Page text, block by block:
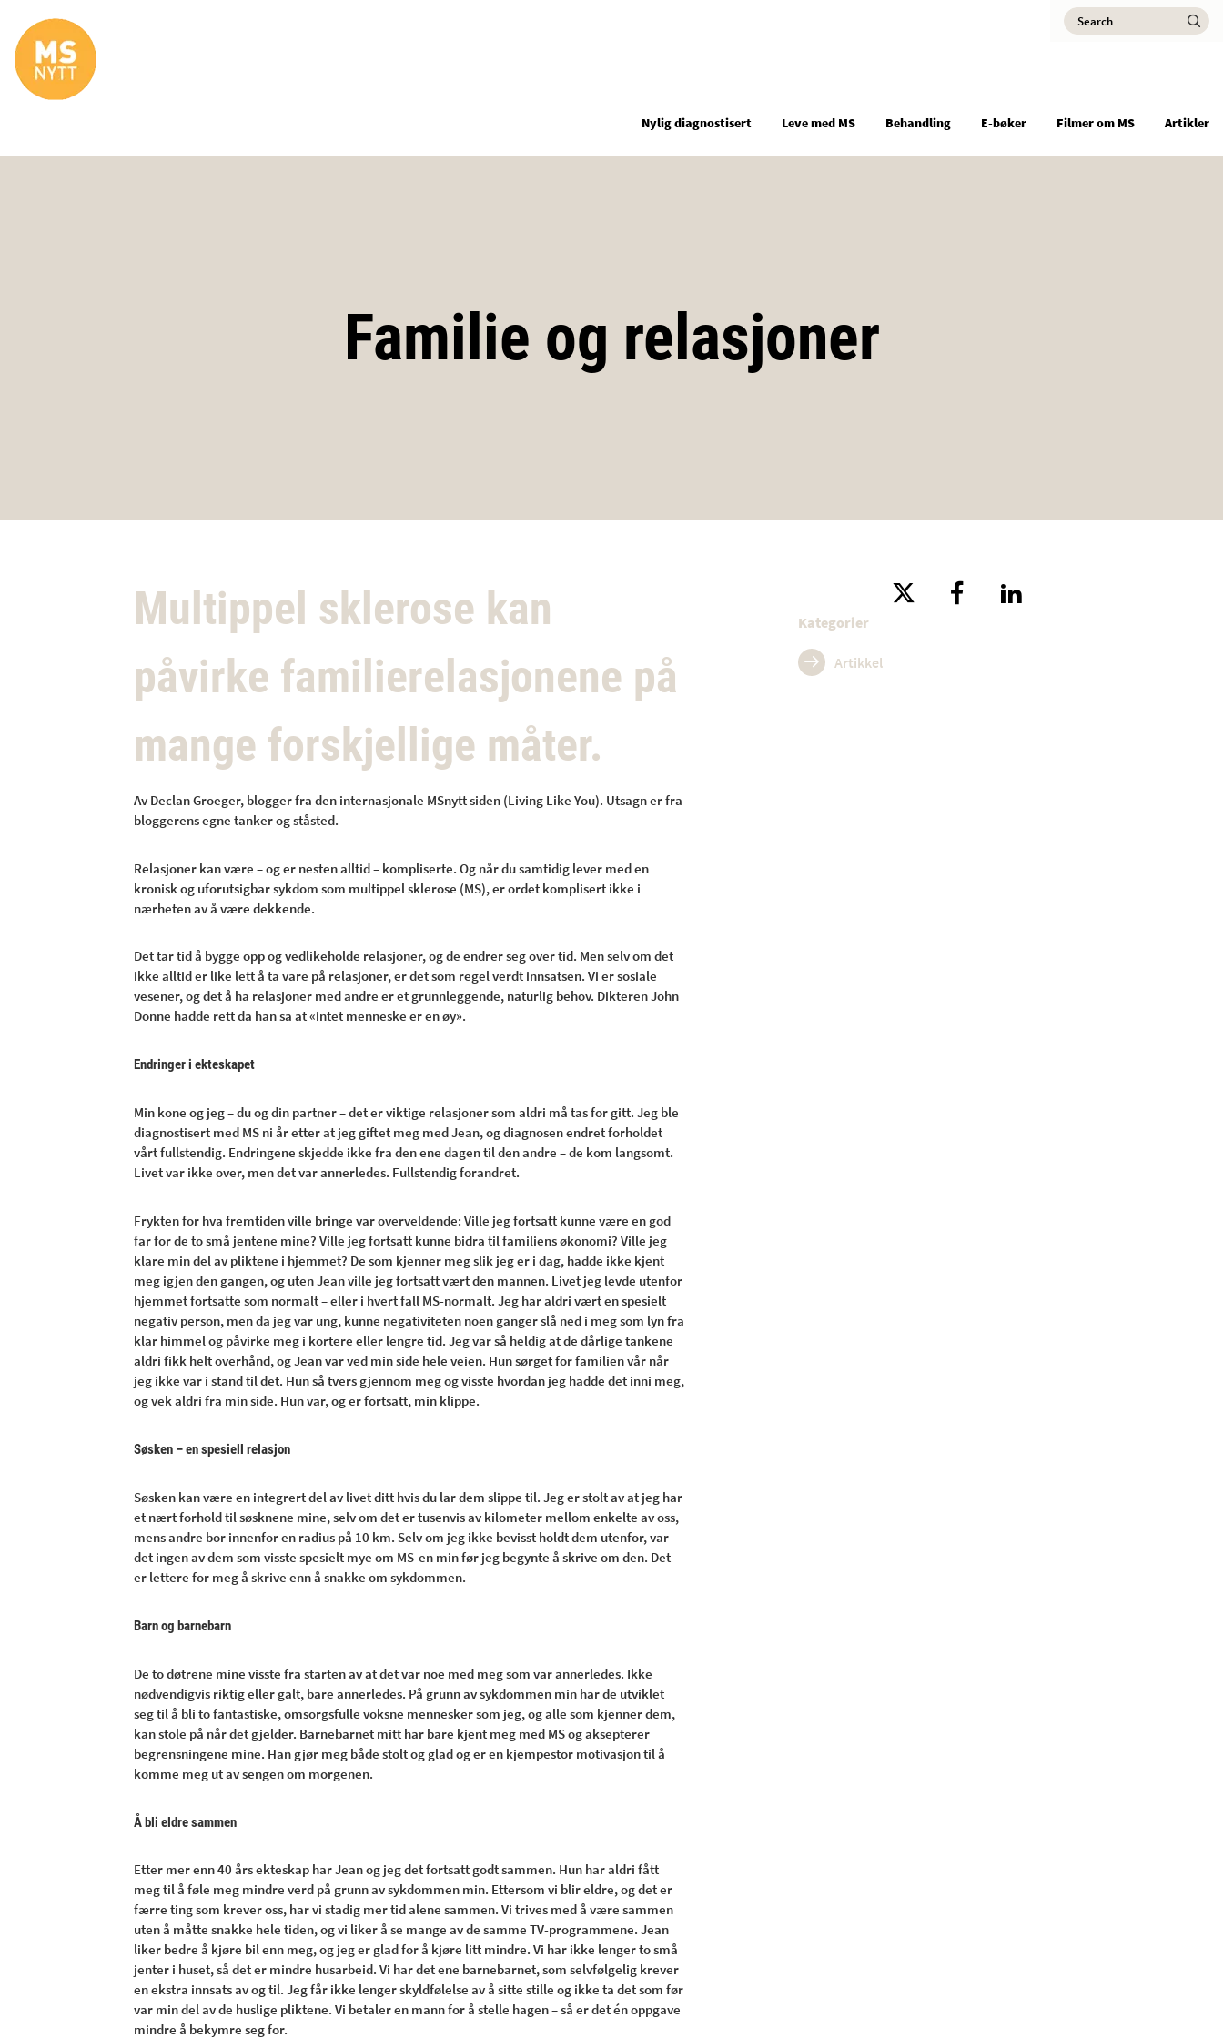
Site Logo
Search
Nylig diagnostisert Leve med MS Behandling E-bøker Filmer om MS Artikler
Familie og relasjoner
Multippel sklerose kan
påvirke familierelasjonene på
mange forskjellige måter.
Av Declan Groeger, blogger fra den internasjonale MSnytt siden (Living Like You). Utsagn er fra
bloggerens egne tanker og ståsted.
Relasjoner kan være – og er nesten alltid – kompliserte. Og når du samtidig lever med en
kronisk og uforutsigbar sykdom som multippel sklerose (MS), er ordet komplisert ikke i
nærheten av å være dekkende.
Det tar tid å bygge opp og vedlikeholde relasjoner, og de endrer seg over tid. Men selv om det
ikke alltid er like lett å ta vare på relasjoner, er det som regel verdt innsatsen. Vi er sosiale
vesener, og det å ha relasjoner med andre er et grunnleggende, naturlig behov. Dikteren John
Donne hadde rett da han sa at «intet menneske er en øy».
Endringer i ekteskapet
Min kone og jeg – du og din partner – det er viktige relasjoner som aldri må tas for gitt. Jeg ble
diagnostisert med MS ni år etter at jeg giftet meg med Jean, og diagnosen endret forholdet
vårt fullstendig. Endringene skjedde ikke fra den ene dagen til den andre – de kom langsomt.
Livet var ikke over, men det var annerledes. Fullstendig forandret.
Frykten for hva fremtiden ville bringe var overveldende: Ville jeg fortsatt kunne være en god
far for de to små jentene mine? Ville jeg fortsatt kunne bidra til familiens økonomi? Ville jeg
klare min del av pliktene i hjemmet? De som kjenner meg slik jeg er i dag, hadde ikke kjent
meg igjen den gangen, og uten Jean ville jeg fortsatt vært den mannen. Livet jeg levde utenfor
hjemmet fortsatte som normalt – eller i hvert fall MS-normalt. Jeg har aldri vært en spesielt
negativ person, men da jeg var ung, kunne negativiteten noen ganger slå ned i meg som lyn fra
klar himmel og påvirke meg i kortere eller lengre tid. Jeg var så heldig at de dårlige tankene
aldri fikk helt overhånd, og Jean var ved min side hele veien. Hun sørget for familien vår når
jeg ikke var i stand til det. Hun så tvers gjennom meg og visste hvordan jeg hadde det inni meg,
og vek aldri fra min side. Hun var, og er fortsatt, min klippe.
Søsken – en spesiell relasjon
Søsken kan være en integrert del av livet ditt hvis du lar dem slippe til. Jeg er stolt av at jeg har
et nært forhold til søsknene mine, selv om det er tusenvis av kilometer mellom enkelte av oss,
mens andre bor innenfor en radius på 10 km. Selv om jeg ikke bevisst holdt dem utenfor, var
det ingen av dem som visste spesielt mye om MS-en min før jeg begynte å skrive om den. Det
er lettere for meg å skrive enn å snakke om sykdommen.
Barn og barnebarn
De to døtrene mine visste fra starten av at det var noe med meg som var annerledes. Ikke
nødvendigvis riktig eller galt, bare annerledes. På grunn av sykdommen min har de utviklet
seg til å bli to fantastiske, omsorgsfulle voksne mennesker som jeg, og alle som kjenner dem,
kan stole på når det gjelder. Barnebarnet mitt har bare kjent meg med MS og aksepterer
begrensningene mine. Han gjør meg både stolt og glad og er en kjempestor motivasjon til å
komme meg ut av sengen om morgenen.
Å bli eldre sammen
Etter mer enn 40 års ekteskap har Jean og jeg det fortsatt godt sammen. Hun har aldri fått
meg til å føle meg mindre verd på grunn av sykdommen min. Ettersom vi blir eldre, og det er
færre ting som krever oss, har vi stadig mer tid alene sammen. Vi trives med å være sammen
uten å måtte snakke hele tiden, og vi liker å se mange av de samme TV-programmene. Jean
liker bedre å kjøre bil enn meg, og jeg er glad for å kjøre litt mindre. Vi har ikke lenger to små
jenter i huset, så det er mindre husarbeid. Vi har det ene barnebarnet, som selvfølgelig krever
en ekstra innsats av og til. Jeg får ikke lenger skyldfølelse av å sitte stille og ikke ta det som før
var min del av de huslige pliktene. Vi betaler en mann for å stelle hagen – så er det én oppgave
mindre å bekymre seg for.
Kategorier
Artikkel